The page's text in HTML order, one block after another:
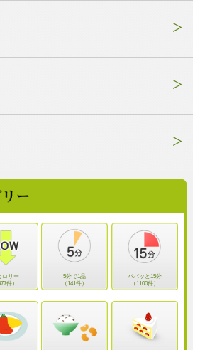
ロリー
件）
5分で1品
（141件）
パパッと15分
（1100件）